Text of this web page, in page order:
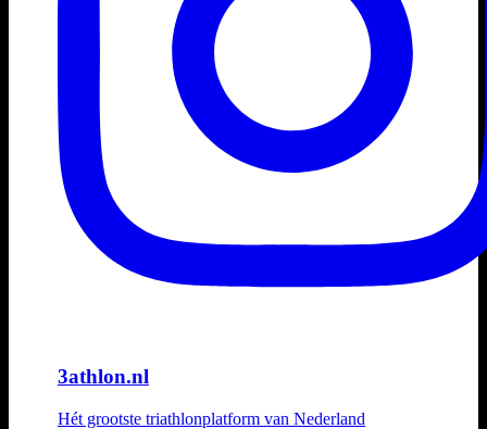
3athlon.nl
Hét grootste triathlonplatform van Nederland